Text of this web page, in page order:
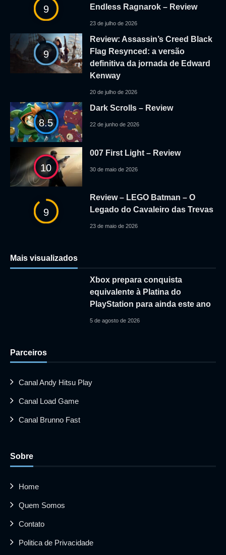
9
Endless Ragnarok – Review
23 de julho de 2026
9
Review: Assassin’s Creed Black
Flag Resynced: a versão
definitiva da jornada de Edward
Kenway
20 de julho de 2026
8.5
Dark Scrolls – Review
22 de junho de 2026
10
007 First Light – Review
30 de maio de 2026
9
Review – LEGO Batman – O
Legado do Cavaleiro das Trevas
23 de maio de 2026
Mais visualizados
Xbox prepara conquista
equivalente à Platina do
PlayStation para ainda este ano
5 de agosto de 2026
Parceiros
Canal Andy Hitsu Play
Canal Load Game
Canal Brunno Fast
Sobre
Home
Quem Somos
Contato
Politica de Privacidade